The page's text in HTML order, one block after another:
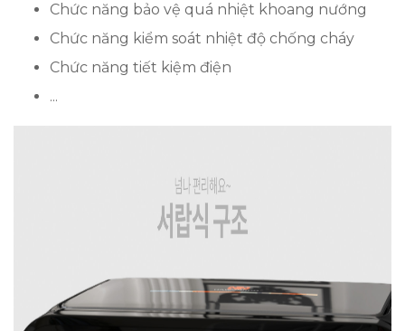
Chức năng bảo vệ quá nhiệt khoang nướng
Chức năng kiểm soát nhiệt độ chống cháy
Chức năng tiết kiệm điện
...